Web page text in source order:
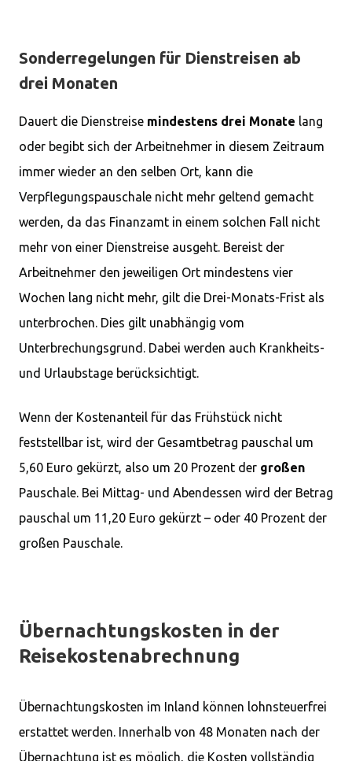
Sonderregelungen für Dienstreisen ab
drei Monaten
Dauert die Dienstreise mindestens drei Monate lang
oder begibt sich der Arbeitnehmer in diesem Zeitraum
immer wieder an den selben Ort, kann die
Verpflegungspauschale nicht mehr geltend gemacht
werden, da das Finanzamt in einem solchen Fall nicht
mehr von einer Dienstreise ausgeht. Bereist der
Arbeitnehmer den jeweiligen Ort mindestens vier
Wochen lang nicht mehr, gilt die Drei-Monats-Frist als
unterbrochen. Dies gilt unabhängig vom
Unterbrechungsgrund. Dabei werden auch Krankheits-
und Urlaubstage berücksichtigt.
Wenn der Kostenanteil für das Frühstück nicht
feststellbar ist, wird der Gesamtbetrag pauschal um
5,60 Euro gekürzt, also um 20 Prozent der großen
Pauschale. Bei Mittag- und Abendessen wird der Betrag
pauschal um 11,20 Euro gekürzt – oder 40 Prozent der
großen Pauschale.
Übernachtungskosten in der
Reisekostenabrechnung
Übernachtungskosten im Inland können lohnsteuerfrei
erstattet werden. Innerhalb von 48 Monaten nach der
Übernachtung ist es möglich, die Kosten vollständig